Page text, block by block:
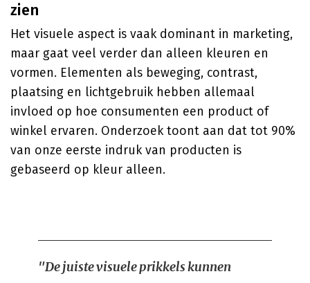
zien
Het visuele aspect is vaak dominant in marketing,
maar gaat veel verder dan alleen kleuren en
vormen. Elementen als beweging, contrast,
plaatsing en lichtgebruik hebben allemaal
invloed op hoe consumenten een product of
winkel ervaren. Onderzoek toont aan dat tot 90%
van onze eerste indruk van producten is
gebaseerd op kleur alleen.
"De juiste visuele prikkels kunnen